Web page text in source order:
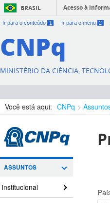
BRASIL Acesso à
Ir para o conteúdo 1 Ir para o menu 2
CNPq
MINISTÉRIO DA CIÊNCIA,
Você está aqui: CNPq
ASSUNTOS
Institucional